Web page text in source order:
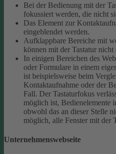
Bei der Bedienung mit der
fokussiert werden, die nicht
Das Element zur
eingeblendet werden.
Aufklappbare Bereiche mit
können mit der Tastatur
In einigen Bereichen des
oder Formulare in einem
ist beispielsweise beim
Kontaktaufnahme oder der
Fall. Der Tastaturfokus
möglich ist, Bedienelemente
obwohl das an dieser Stelle
möglich, alle Fenster mit der
Unternehmenswebseite